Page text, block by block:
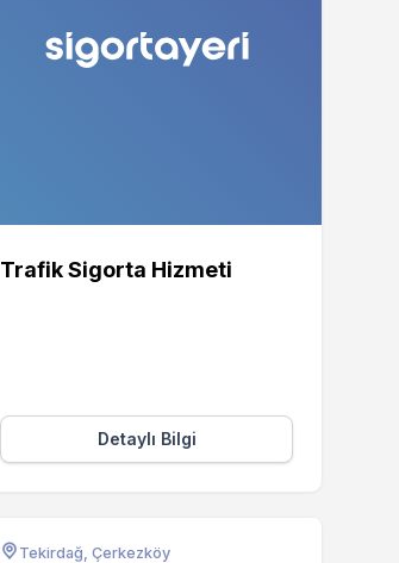
Trafik Sigorta Hizmeti
Detaylı Bilgi
Tekirdağ, Çerkezköy